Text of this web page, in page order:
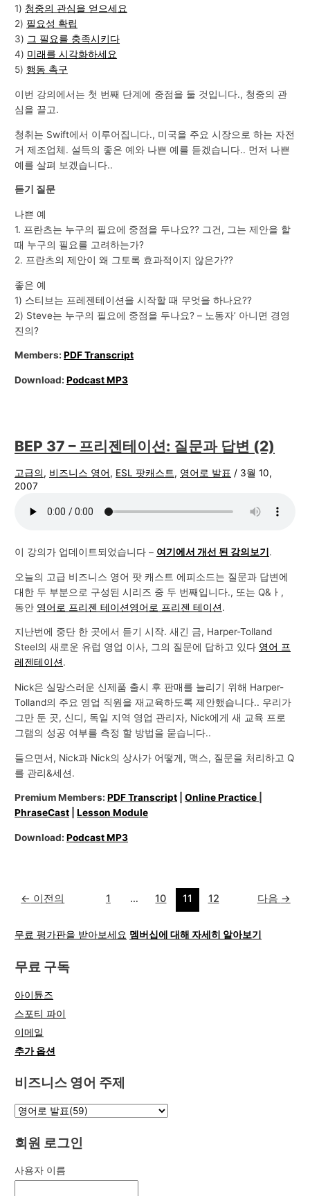
1) 청중의 관심을 얻으세요
2) 필요성 확립
3) 그 필요를 충족시키다
4) 미래를 시각화하세요
5) 행동 촉구
이번 강의에서는 첫 번째 단계에 중점을 둘 것입니다., 청중의 관
심을 끌고.
청취는 Swift에서 이루어집니다., 미국을 주요 시장으로 하는 자전
거 제조업체. 설득의 좋은 예와 나쁜 예를 듣겠습니다.. 먼저 나쁜
예를 살펴 보겠습니다..
듣기 질문
나쁜 예
1. 프란츠는 누구의 필요에 중점을 두나요?? 그건, 그는 제안을 할
때 누구의 필요를 고려하는가?
2. 프란츠의 제안이 왜 그토록 효과적이지 않은가??
좋은 예
1) 스티브는 프레젠테이션을 시작할 때 무엇을 하나요??
2) Steve는 누구의 필요에 중점을 두나요? – 노동자’ 아니면 경영
진의?
Members:PDF Transcript
Download:Podcast MP3
BEP 37 – 프리젠테이션: 질문과 답변 (2)
고급의, 비즈니스 영어, ESL 팟캐스트, 영어로 발표 / 3월 10,
2007
이 강의가 업데이트되었습니다 – 여기에서 개선 된 강의보기 .
오늘의 고급 비즈니스 영어 팟 캐스트 에피소드는 질문과 답변에
대한 두 부분으로 구성된 시리즈 중 두 번째입니다., 또는 Q&ㅏ,
동안 영어로 프리젠 테이션영어로 프리젠 테이션.
지난번에 중단 한 곳에서 듣기 시작. 새긴 ​​금, Harper-Tolland
Steel의 새로운 유럽 영업 이사, 그의 질문에 답하고 있다 영어 프
레젠테이션.
Nick은 실망스러운 신제품 출시 후 판매를 늘리기 위해 Harper-
Tolland의 주요 영업 직원을 재교육하도록 제안했습니다.. 우리가
그만 둔 곳, 신디, 독일 지역 영업 관리자, Nick에게 새 교육 프로
그램의 성공 여부를 측정 할 방법을 묻습니다..
들으면서, Nick과 Nick의 상사가 어떻게, 맥스, 질문을 처리하고 Q
를 관리&세션.
Premium Members:PDF Transcript |Online Practice
PhraseCast |Lesson Module
Download:Podcast MP3
← 이전의 1 … 10 11 12 다음 →
무료 평가판을 받아보세요 멤버십에 대해 자세히 알아보기
무료 구독
아이튠즈
스포티 파이
이메일
추가 옵션
비즈니스 영어 주제
회원 로그인
사용자 이름